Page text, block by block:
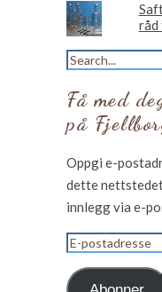
råd
Få med
på
Oppgi e-
dette
innlegg via e-
E-
postadresse